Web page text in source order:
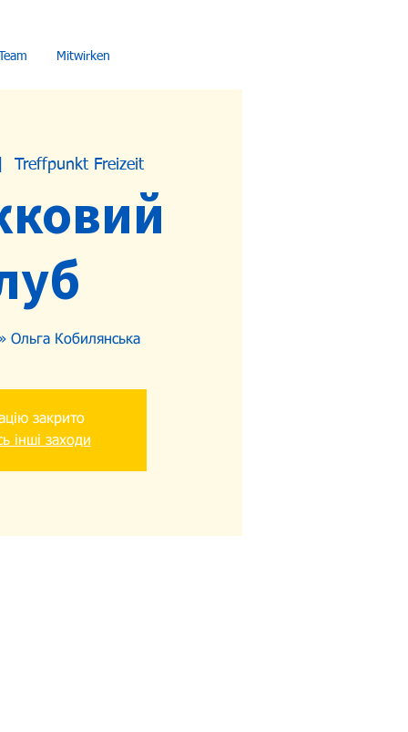
Mitwirken
Treffpunkt Freizeit
Ольга Кобилянська
закрито
інші заходи